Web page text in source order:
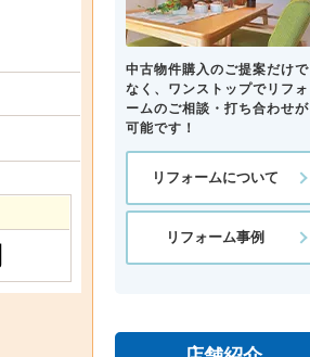
中古物件購入のご提案だけで
なく、ワンストップでリフォ
ームのご相談・打ち合わせが
可能です！
リフォームについて
リフォーム事例